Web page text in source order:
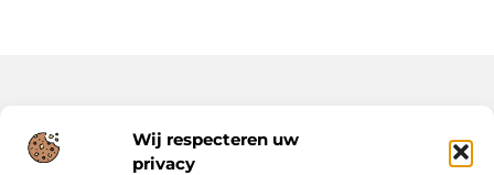
Wij respecteren uw
privacy
Onze informatie